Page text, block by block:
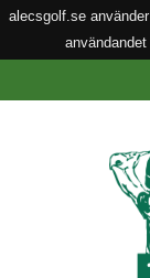
alecsgolf.se